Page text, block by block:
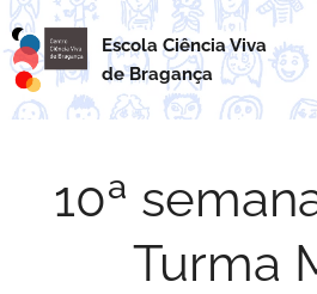
Escola Ciência Viva
deBragança
10ª
Turma